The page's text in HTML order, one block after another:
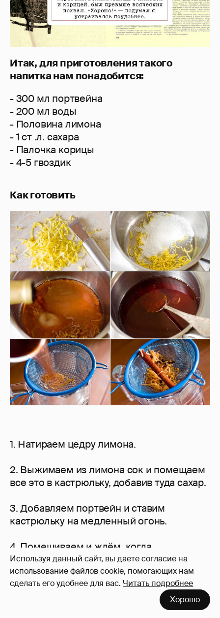
Используя данный сайт, вы даете согласие на
использование файлов cookie, помогающих нам
сделать его удобнее для вас. Читать подробнее
Хорошо
Итак, для приготовления такого
напитка нам понадобится:
- 300 мл портвейна
- 200 мл воды
- Половина лимона
- 1 ст .л. сахара
- Палочка корицы
- 4-5 гвоздик
Как готовить
1. Натираем цедру лимона.
2. Выжимаем из лимона сок и помещаем
все это в кастрюльку, добавив туда сахар.
3. Добавляем портвейн и ставим
кастрюльку на медленный огонь.
4. Помешиваем и ждём, когда
растворится сахар, а параллельно ставим
кипятиться чайник.
5. Если сахар растворился, следует снять
кастрюлю с огня и влить туда стакан